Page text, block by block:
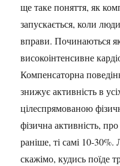
ще таке поняття, як
запускається, коли
вправи. Починаються
високоінтенсивне
Компенсаторна
знижує активність в
цілеспрямованою
фізична активність,
раніше, ті самі 10-
скажімо, кудись поїде